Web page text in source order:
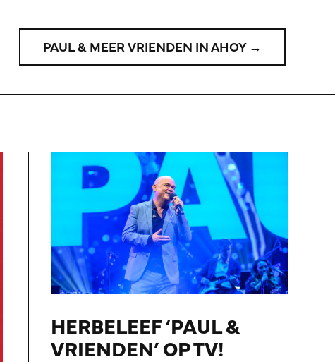
PAUL & MEER VRIENDEN IN AHOY →
HERBELEEF ‘PAUL &
VRIENDEN’ OP TV!